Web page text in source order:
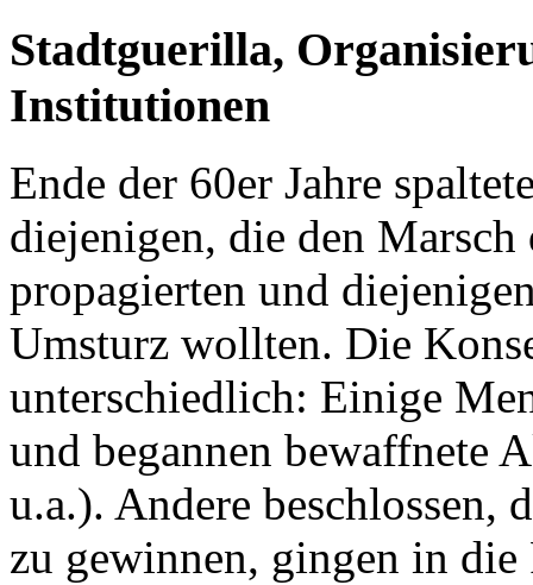
Stadtguerilla,
Institutionen
Ende der 60er Jahre
diejenigen, die den
propagierten und
Umsturz wollten. Die
unterschiedlich: Einige
und begannen bewaffnete
u.a.). Andere
zu gewinnen, gingen in